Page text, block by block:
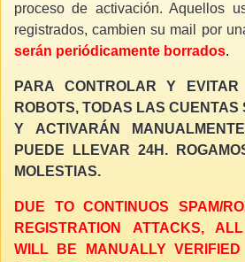
proceso de activación. Aquellos
registrados, cambien su mail por
serán periódicamente borrados.
PARA CONTROLAR Y
ROBOTS, TODAS LAS CUENTAS
Y ACTIVARÁN
PUEDE LLEVAR 24H.
MOLESTIAS.
DUE TO CONTINUOS SPAM/
REGISTRATION ATTACKS,
WILL BE MANUALLY VERIFIED